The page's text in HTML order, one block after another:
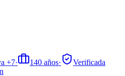
+7· 140 años·
Verificada